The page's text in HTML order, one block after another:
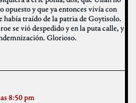
opuesto y que ya entonces vivía con
había traído de la patria de Goytisolo.
se vió despedido y en la puta calle, y
Glorioso.
8:50 pm